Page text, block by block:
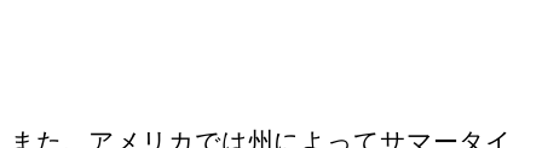
また、アメリカでは州によってサマータイ